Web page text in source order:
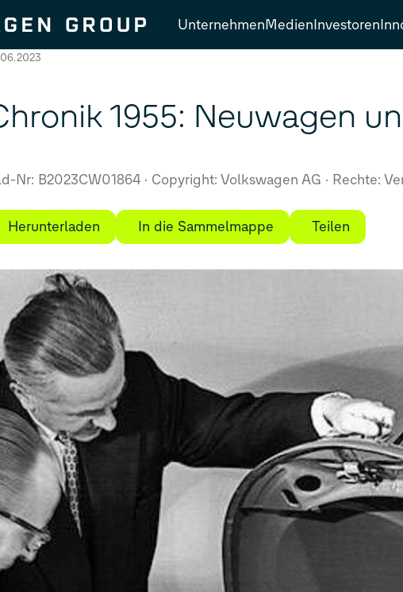
UnternehmenMedienInvestoren
1955: Neuwagen
Nr: B2023CW01864 Copyright: Volkswagen AG Rechte:
Herunterladen In die Sammelmappe Teilen